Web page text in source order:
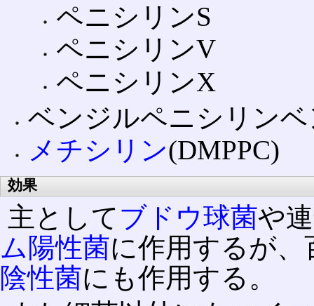
ペニシリンS
ペニシリンV
ペニシリンX
ベンジルペニシリンベ
メチシリン(DMPPC)
効果
主としてブドウ球菌や
ム陽性菌に作用するが
陰性菌にも作用する。